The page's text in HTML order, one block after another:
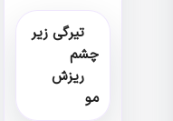
تیرگی زیر
چشم
ریزش
مو